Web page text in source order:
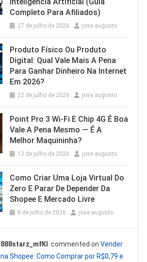
Completo Para Afiliados)
27 de julho de 2026 jose augusto
Produto Físico Ou Produto
Digital: Qual Vale Mais A Pena
Para Ganhar Dinheiro Na Internet
Em 2026?
22 de julho de 2026 jose augusto
Point Pro 3 Wi‑Fi E Chip 4G É Boa
Vale A Pena Mesmo — É A
Melhor Maquininha?
13 de julho de 2026 jose augusto
Como Criar Uma Loja Virtual Do
Zero E Parar De Depender Da
Shopee E Mercado Livre
8 de julho de 2026 jose augusto
888starz_mfKl commented onVender
na Shopee: Como Comprar por R$0,79 e